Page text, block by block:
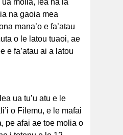
molia, lea na ia
na gaoia mea
mana’o e fa’atau
o le latou tuaoi, ae
e fa’atau ai a latou
ua tu’u atu e le
o Filemu, e le mafai
pe afai ae toe molia o